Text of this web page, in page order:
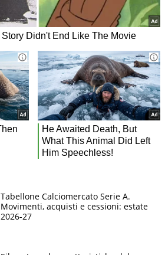
Tabellone Calciomercato Serie A.
Movimenti, acquisti e cessioni: estate
2026-27